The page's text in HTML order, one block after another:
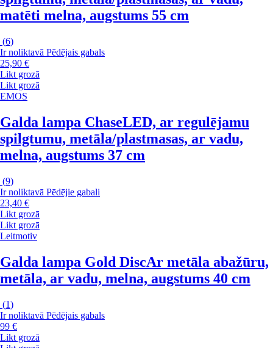
matēti melna, augstums 55 cm
(6)
Ir noliktavā Pēdējais gabals
25,90 €
Likt grozā
Likt grozā
EMOS
Galda lampa ChaseLED, ar regulējamu
spilgtumu, metāla/plastmasas, ar vadu,
melna, augstums 37 cm
(9)
Ir noliktavā Pēdējie gabali
23,40 €
Likt grozā
Likt grozā
Leitmotiv
Galda lampa Gold DiscAr metāla abažūru,
metāla, ar vadu, melna, augstums 40 cm
(1)
Ir noliktavā Pēdējais gabals
99 €
Likt grozā